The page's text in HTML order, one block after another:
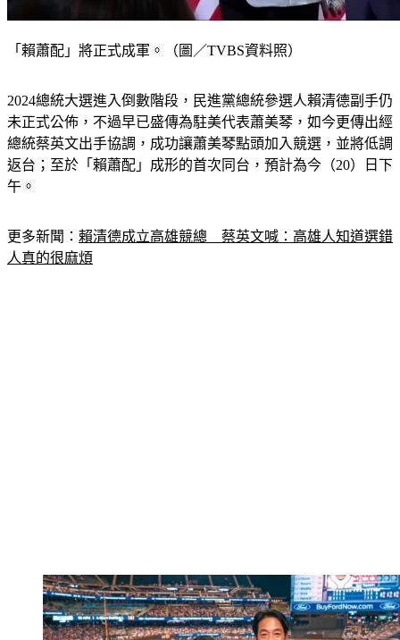
「賴蕭配」將正式成軍。（圖／TVBS資料照）
2024總統大選進入倒數階段，民進黨總統參選人賴清德副手仍
未正式公佈，不過早已盛傳為駐美代表蕭美琴，如今更傳出經
總統蔡英文出手協調，成功讓蕭美琴點頭加入競選，並將低調
返台；至於「賴蕭配」成形的首次同台，預計為今（20）日下
午。
更多新聞： 賴清德成立高雄競總　蔡英文喊：高雄人知道選錯
人真的很麻煩